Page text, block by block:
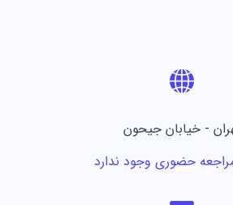
- خیابان جیحون
حضوری وجود ندارد